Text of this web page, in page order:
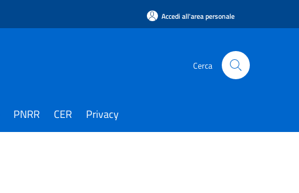
Accedi all'area personale
Cerca
PNRR CER Privacy